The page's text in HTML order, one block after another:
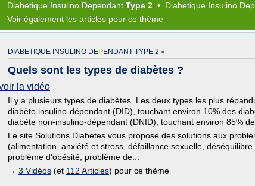
Diabetique Insulino Dependant Type 2 • Diabetique Insulino
Voir également les articles pour ce thème
DIABETIQUE INSULINO DEPENDANT TYPE 2 »
Quels sont les types de diabètes ?
la vidéo
Il y a plusieurs types de diabètes. Les deux types les plus
diabète insulino-dépendant (DID), touchant environ 10% des
diabète non-insulino-dépendant (DNID), touchant environ 85%
Le site Solutions Diabètes vous propose des solutions aux
(alimentation, anxiété et stress, défaillance sexuelle, déséquilibre
problème d'obésité, problème de...
→ 3 Vidéos (et 112 Articles) pour ce thème